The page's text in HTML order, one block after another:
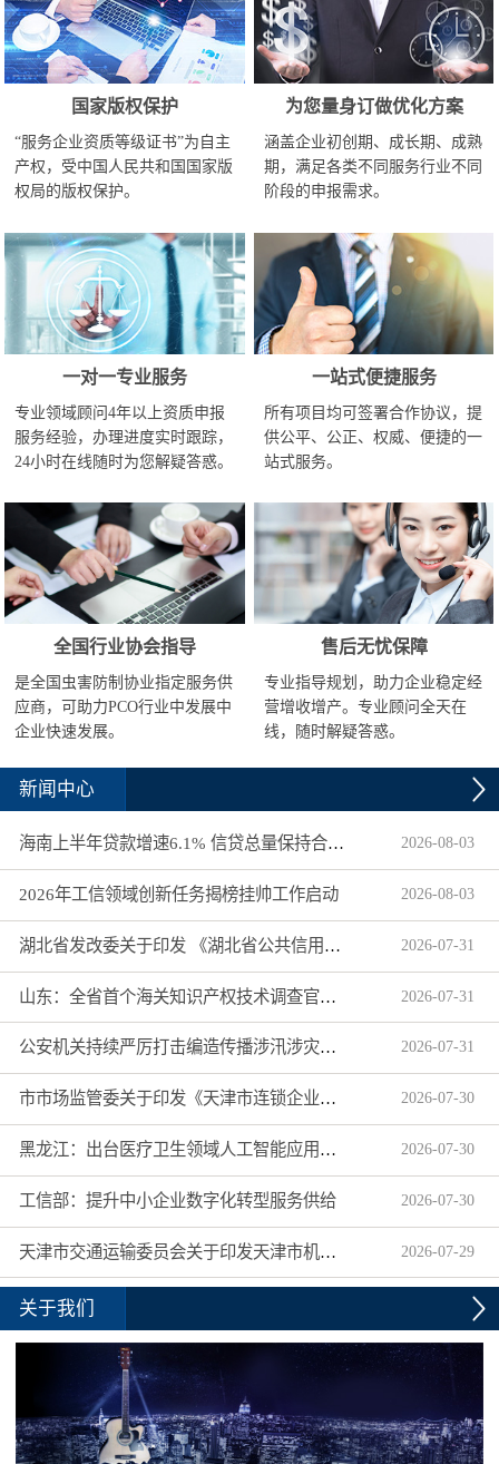
国家版权保护
“服务企业资质等级证书”为自主
产权，受中国人民共和国国家版
权局的版权保护。
为您量身订做优化方案
涵盖企业初创期、成长期、成熟
期，满足各类不同服务行业不同
阶段的申报需求。
一对一专业服务
专业领域顾问4年以上资质申报
服务经验，办理进度实时跟踪，
24小时在线随时为您解疑答惑。
一站式便捷服务
所有项目均可签署合作协议，提
供公平、公正、权威、便捷的一
站式服务。
全国行业协会指导
是全国虫害防制协业指定服务供
应商，可助力PCO行业中发展中
企业快速发展。
售后无忧保障
专业指导规划，助力企业稳定经
营增收增产。专业顾问全天在
线，随时解疑答惑。
新闻中心
海南上半年贷款增速6.1% 信贷总量保持合理平稳增长 2026-08-03
2026年工信领域创新任务揭榜挂帅工作启动 2026-08-03
湖北省发改委关于印发 《湖北省公共信用信息目录（2026年版）》的通知 2026-07-31
山东：全省首个海关知识产权技术调查官制度落地济南自贸片区 2026-07-31
公安机关持续严厉打击编造传播涉汛涉灾网络谣言 2026-07-31
市市场监管委关于印发《天津市连锁企业食品经营许可“先证后核”信用承诺审批实施办法》的通知 2026-07-30
黑龙江：出台医疗卫生领域人工智能应用工作实施方案 2026-07-30
工信部：提升中小企业数字化转型服务供给 2026-07-30
天津市交通运输委员会关于印发天津市机动车驾驶员培训机构及教练员综合信用评价管理办法的通知 2026-07-29
关于我们